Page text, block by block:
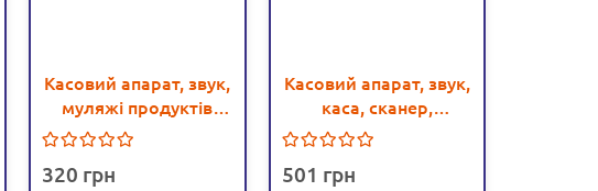
Касовий апарат, звук,
муляжі продуктів
(328-10)
320
Касовий апарат, звук,
каса, сканер,
продукти, кошик,
501